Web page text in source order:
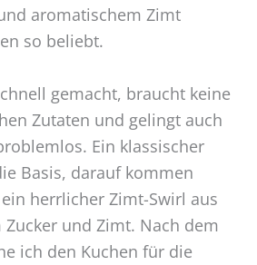
aromatischem Zimt
so beliebt.
gemacht, braucht keine
Zutaten und gelingt auch
Ein klassischer
Basis, darauf kommen
herrlicher Zimt-Swirl aus
und Zimt. Nach dem
ich den Kuchen für die